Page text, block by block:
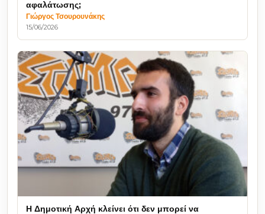
αφαλάτωσης;
Γιώργος Τσουρουνάκης
15/06/2026
Η Δημοτική Αρχή κλείνει ότι δεν μπορεί να